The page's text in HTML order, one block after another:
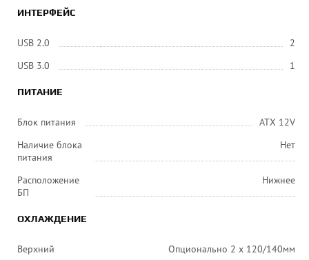
ИНТЕРФЕЙС
USB 2.0
2
USB 3.0
1
ПИТАНИЕ
Блок питания
ATX 12V
Наличие блока
питания
Нет
Расположение
БП
Нижнее
ОХЛАЖДЕНИЕ
Верхний
Опционально 2 x 120/140мм